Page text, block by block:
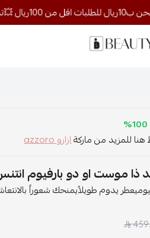
للمزيد من ماركةازارو azzoro
ذا موست او دو بارفيوم انتنس
يدوم طويلاًيمنحك شعوراً